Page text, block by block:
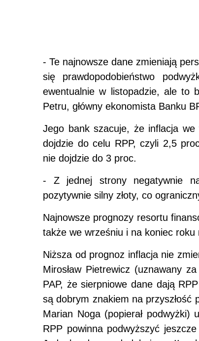
- Te najnowsze dane zmieniają
się prawdopodobieństwo
ewentualnie w listopadzie, ale to
Petru, główny ekonomista Banku
Jego bank szacuje, że inflacja
dojdzie do celu RPP, czyli 2,5
nie dojdzie do 3 proc.
- Z jednej strony negatywnie
pozytywnie silny złoty, co
Najnowsze prognozy resortu
także we wrześniu i na koniec
Niższa od prognoz inflacja nie
Mirosław Pietrewicz (uznawany
PAP, że sierpniowe dane dają
są dobrym znakiem na przyszłość
Marian Noga (popierał podwyżki)
RPP powinna podwyższyć